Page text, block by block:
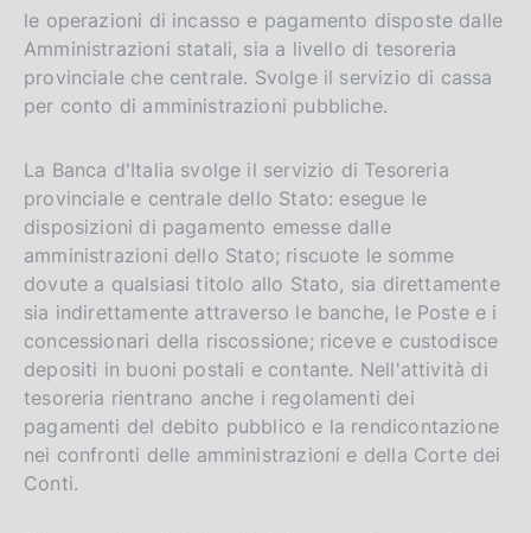
le operazioni di incasso e pagamento disposte dalle
Amministrazioni statali, sia a livello di tesoreria
provinciale che centrale. Svolge il servizio di cassa
per conto di amministrazioni pubbliche.
La Banca d'Italia svolge il servizio di Tesoreria
provinciale e centrale dello Stato: esegue le
disposizioni di pagamento emesse dalle
amministrazioni dello Stato; riscuote le somme
dovute a qualsiasi titolo allo Stato, sia direttamente
sia indirettamente attraverso le banche, le Poste e i
concessionari della riscossione; riceve e custodisce
depositi in buoni postali e contante. Nell'attività di
tesoreria rientrano anche i regolamenti dei
pagamenti del debito pubblico e la rendicontazione
nei confronti delle amministrazioni e della Corte dei
Conti.